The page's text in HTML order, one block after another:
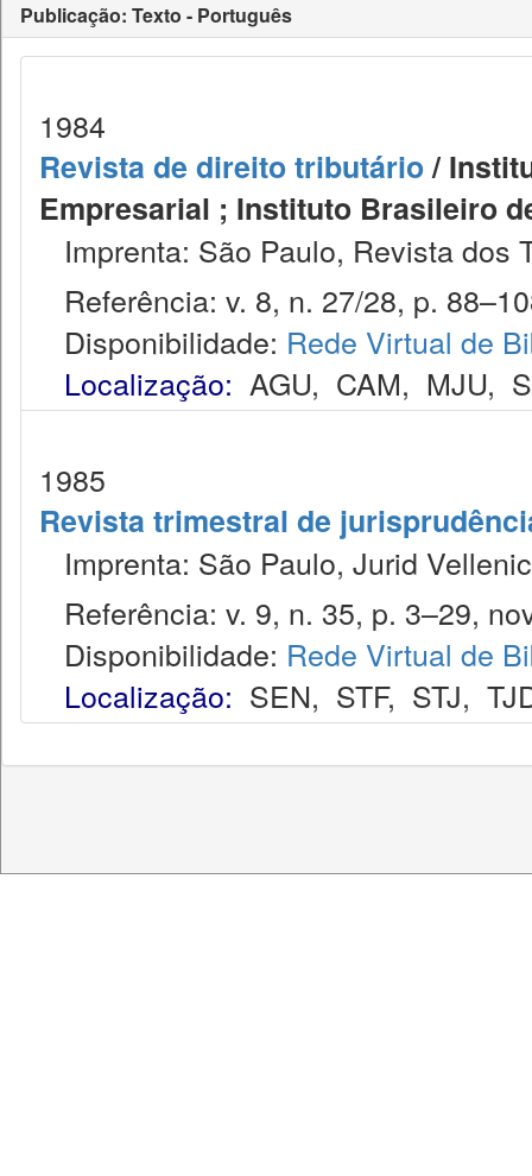
Publicação: Texto - Português
1984
Revista de direito tributário/
Empresarial ; Instituto Brasileiro
Imprenta: São Paulo, Revista dos
Referência: v. 8, n. 27/28, p.
Disponibilidade: Rede Virtual de
Localização: AGU, CAM, MJU,
1985
Revista trimestral de
Imprenta: São Paulo, Jurid
Referência: v. 9, n. 35, p. 3–29,
Disponibilidade: Rede Virtual de
Localização: SEN, STF, STJ,